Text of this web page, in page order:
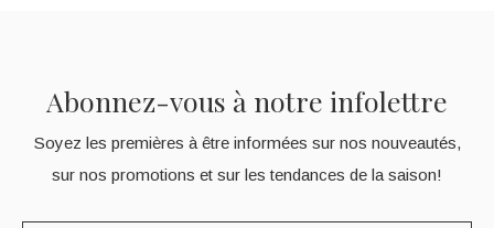
Abonnez-vous à notre infolettre
Soyez les premières à être informées sur nos nouveautés,
sur nos promotions et sur les tendances de la saison!